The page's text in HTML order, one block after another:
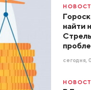
найти
сегодня,